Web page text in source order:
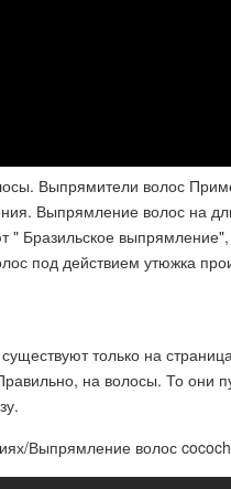
Выпрямители волос
Выпрямление волос на
Бразильское выпрямление",
под действием утюжка
только на
на волосы. То они
Выпрямление волос